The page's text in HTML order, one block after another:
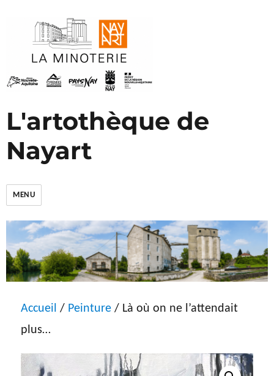
L'artothèque de
Nayart
MENU
Accueil / Peinture / Là où on ne l’attendait
plus…